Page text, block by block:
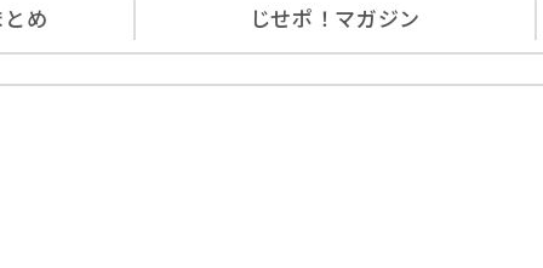
め じせポ！ マガジン